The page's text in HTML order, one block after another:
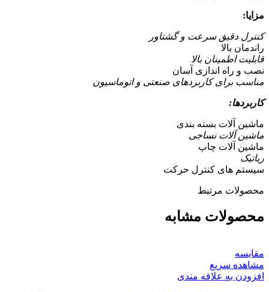
مزایا:
کنترل دقیق سرعت و گشتاور
راندمان بالا
قابلیت اطمینان بالا
نصب و راه اندازی آسان
مناسب برای کاربردهای صنعتی و اتوماسیون
کاربردها:
ماشین آلات بسته بندی
ماشین آلات نساجی
ماشین آلات چاپ
رباتیک
سیستم های کنترل حرکت
محصولات مرتبط
محصولات مشابه
مقایسه
مشاهده سریع
افزودن به علاقه مندی